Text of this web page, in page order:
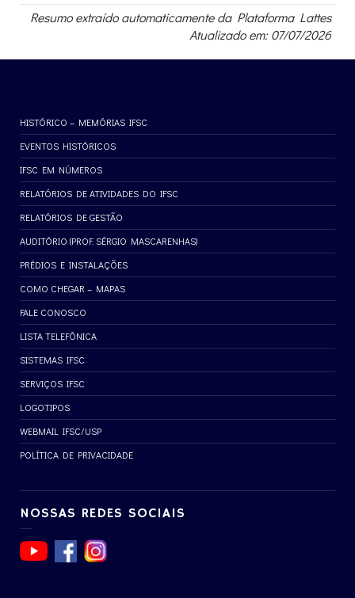
Resumo extraído automaticamente da Plataforma Lattes
Atualizado em: 07/07/2026
HISTÓRICO – MEMÓRIAS IFSC
EVENTOS HISTÓRICOS
IFSC EM NÚMEROS
RELATÓRIOS DE ATIVIDADES DO IFSC
RELATÓRIOS DE GESTÃO
AUDITÓRIO (PROF. SÉRGIO MASCARENHAS)
PRÉDIOS E INSTALAÇÕES
COMO CHEGAR – MAPAS
FALE CONOSCO
LISTA TELEFÔNICA
SISTEMAS IFSC
SERVIÇOS IFSC
LOGOTIPOS
WEBMAIL IFSC/USP
POLÍTICA DE PRIVACIDADE
NOSSAS REDES SOCIAIS